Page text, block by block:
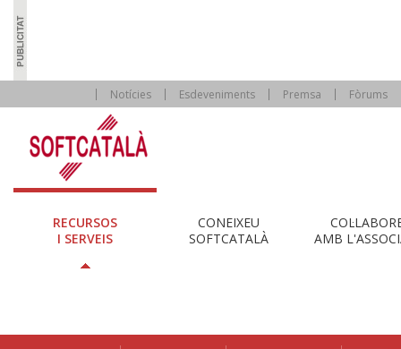
Notícies Esdeveniments Premsa Fòrums
RECURSOS
I SERVEIS
CONEIXEU
SOFTCATALÀ
AMB